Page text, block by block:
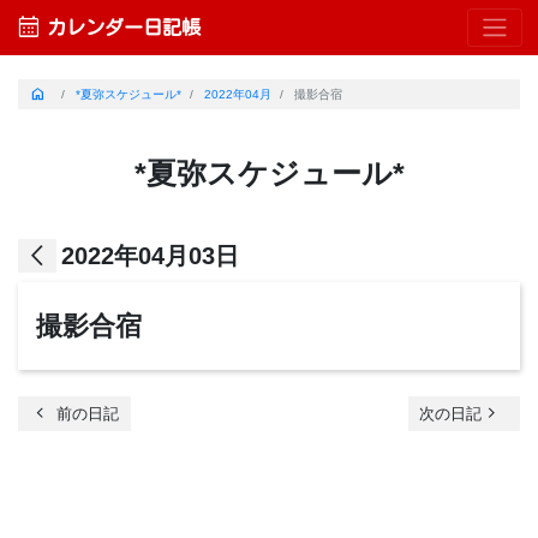
calendar_month カレンダー日記帳
home *夏弥スケジュール* 2022年04月 撮影合宿
*夏弥スケジュール*
arrow_back_ios 2022年04月03日
撮影合宿
chevron_left 前の日記 次の日記 navigate_next